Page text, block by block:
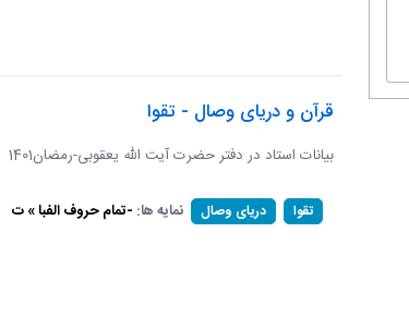
قرآن و دریای وصال - تقوا
بیانات استاد در دفتر حضرت آیت الله یعقوبی-رمضان1401
تقوا دریای وصال نمایه ها: -تمام حروف الفبا » ت